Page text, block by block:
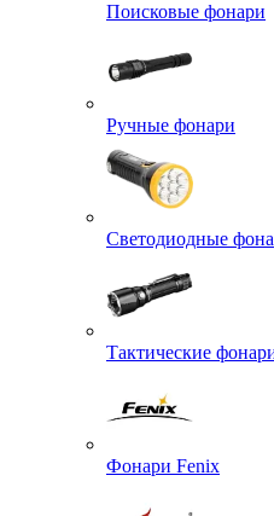
Поисковые фонари
Ручные фонари
Светодиодные
Тактические
Фонари Fenix